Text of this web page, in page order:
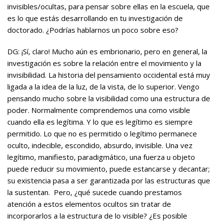
invisibles/ocultas, para pensar sobre ellas en la escuela, que
es lo que estás desarrollando en tu investigación de
doctorado. ¿Podrías hablarnos un poco sobre eso?
DG: ¡Sí, claro! Mucho aún es embrionario, pero en general, la
investigación es sobre la relación entre el movimiento y la
invisibilidad. La historia del pensamiento occidental está muy
ligada a la idea de la luz, de la vista, de lo superior. Vengo
pensando mucho sobre la visibilidad como una estructura de
poder. Normalmente comprendemos una como visible
cuando ella es legítima. Y lo que es legítimo es siempre
permitido. Lo que no es permitido o legítimo permanece
oculto, indecible, escondido, absurdo, invisible. Una vez
legítimo, manifiesto, paradigmático, una fuerza u objeto
puede reducir su movimiento, puede estancarse y decantar;
su existencia pasa a ser garantizada por las estructuras que
la sustentan. Pero, ¿qué sucede cuando prestamos
atención a estos elementos ocultos sin tratar de
incorporarlos a la estructura de lo visible? ¿Es posible